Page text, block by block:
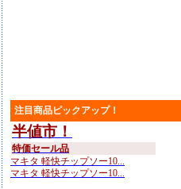
注目商品ピックアップ！
半値市！
特価セール品
マキタ 軽快チップソー10...
マキタ 軽快チップソー10...